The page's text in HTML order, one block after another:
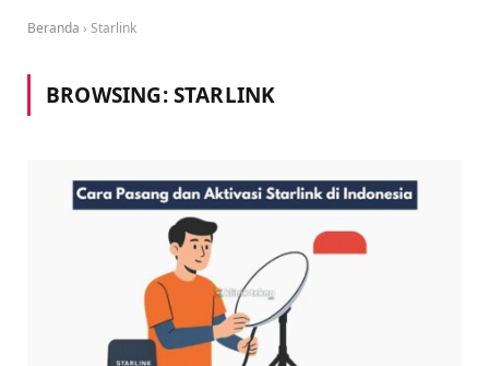
Beranda › Starlink
BROWSING:STARLINK